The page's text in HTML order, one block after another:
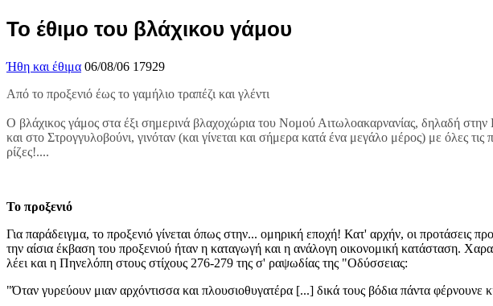
Το έθιμο του βλάχικου γάμου
Ήθη και έθιμα 06/08/06 17929
Από το προξενιό έως το γαμήλιο τραπέζι και γλέντι
Ο βλάχικος γάμος στα έξι σημερινά βλαχοχώρια του Νομού Αιτωλοακαρνανίας, δηλαδή
και στο Στρογγυλοβούνι, γινόταν (και γίνεται και σήμερα κατά ένα μεγάλο μέρος) με όλες
ρίζες!....
Το προξενιό
Για παράδειγμα, το προξενιό γίνεται όπως στην... ομηρική εποχή! Κατ' αρχήν, οι προτάσεις
την αίσια έκβαση του προξενιού ήταν η καταγωγή και η ανάλογη οικονομική κατάσταση.
λέει και η Πηνελόπη στους στίχους 276-279 της σ' ραψωδίας της "Οδύσσειας:
"Όταν γυρεύουν μιαν αρχόντισσα και πλουσιοθυγατέρα [...] δικά τους βόδια πάντα φέρνουνε